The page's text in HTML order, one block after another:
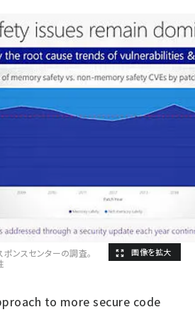
ンスセンターの調査。
to more secure code